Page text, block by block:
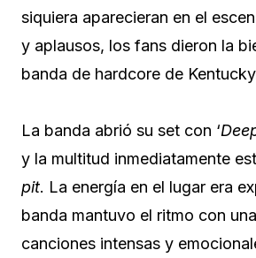
siquiera aparecieran en el
y aplausos, los fans dieron la
banda de hardcore de
La banda abrió su set con ‘
y la multitud inmediatamente
pit. La energía en el lugar era
banda mantuvo el ritmo con
canciones intensas y